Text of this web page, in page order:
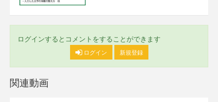
ログインするとコメントをすることができます
ログイン 新規登録
関連動画